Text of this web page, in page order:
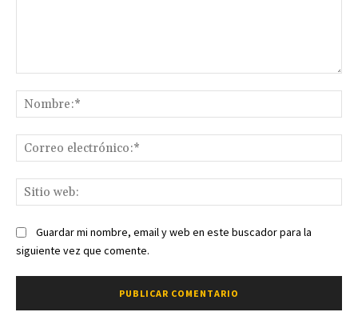
Guardar mi nombre, email y web en este buscador para la
siguiente vez que comente.